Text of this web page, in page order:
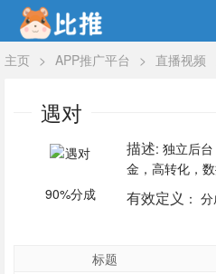
主页 > APP推广平台 > 直播视频
遇对
90%分成
描述: 独立后
金，高转化，
有效定义 ：
标题